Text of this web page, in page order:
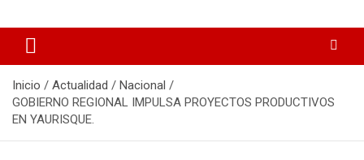
Inicio Actualidad
Nacional
GOBIERNO REGIONAL IMPULSA PROYECTOS PRODUCTIVOS
EN YAURISQUE.